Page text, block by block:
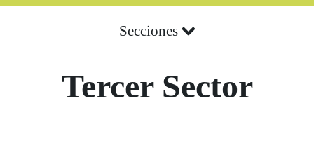
Secciones
Tercer Sector